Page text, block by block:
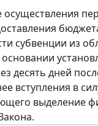
субвенции из
десять дней
вступления в
выделение